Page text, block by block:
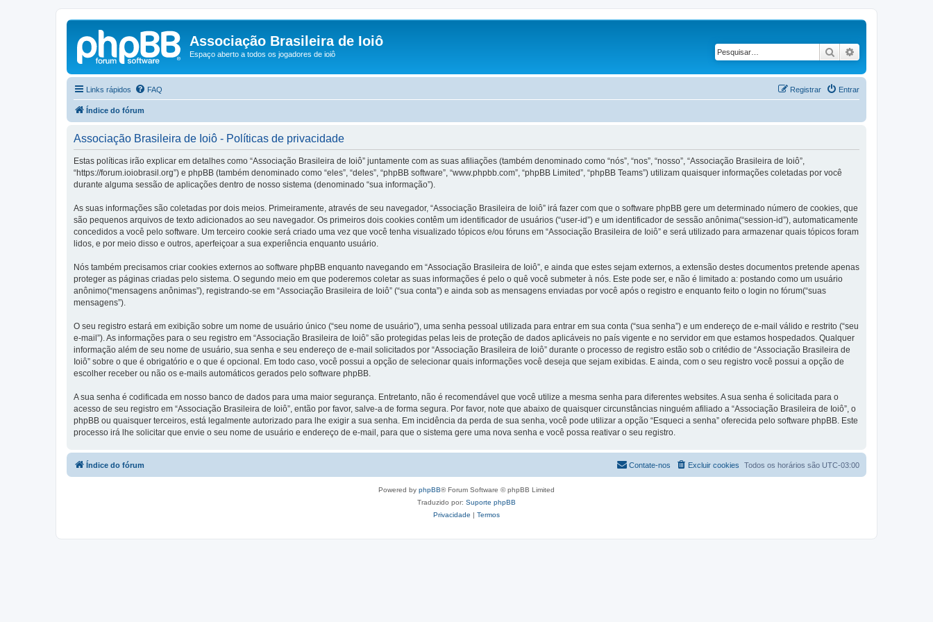
Associação Brasileira de Ioiô
Espaço aberto a todos os jogadores de ioiô Pesquisar
Links rápidos FAQ Entrar
Registrar
Índice do fórum
Associação Brasileira de Ioiô - Políticas de privacidade
Estas políticas irão explicar em detalhes como “Associação Brasileira de Ioiô” juntamente com as suas afiliações (também denominado como “nós”, “nos”, “nosso”, “Associação Brasileira de Ioiô”,
“https://forum.ioiobrasil.org”) e phpBB (também denominado como “eles”, “deles”, “phpBB software”, “www.phpbb.com”, “phpBB Limited”, “phpBB Teams”) utilizam quaisquer informações coletadas por você
durante alguma sessão de aplicações dentro de nosso sistema (denominado “sua informação”).
As suas informações são coletadas por dois meios. Primeiramente, através de seu navegador, “Associação Brasileira de Ioiô” irá fazer com que o software phpBB gere um determinado número de cookies, que
são pequenos arquivos de texto adicionados ao seu navegador. Os primeiros dois cookies contêm um identificador de usuários (“user-id”) e um identificador de sessão anônima(“session-id”), automaticamente
concedidos a você pelo software. Um terceiro cookie será criado uma vez que você tenha visualizado tópicos e/ou fóruns em “Associação Brasileira de Ioiô” e será utilizado para armazenar quais tópicos foram
lidos, e por meio disso e outros, aperfeiçoar a sua experiência enquanto usuário.
Nós também precisamos criar cookies externos ao software phpBB enquanto navegando em “Associação Brasileira de Ioiô”, e ainda que estes sejam externos, a extensão destes documentos pretende apenas
proteger as páginas criadas pelo sistema. O segundo meio em que poderemos coletar as suas informações é pelo o quê você submeter à nós. Este pode ser, e não é limitado a: postando como um usuário
anônimo(“mensagens anônimas”), registrando-se em “Associação Brasileira de Ioiô” (“sua conta”) e ainda sob as mensagens enviadas por você após o registro e enquanto feito o login no fórum(“suas
mensagens”).
O seu registro estará em exibição sobre um nome de usuário único (“seu nome de usuário”), uma senha pessoal utilizada para entrar em sua conta (“sua senha”) e um endereço de e-mail válido e restrito (“seu
e-mail”). As informações para o seu registro em “Associação Brasileira de Ioiô” são protegidas pelas leis de proteção de dados aplicáveis no país vigente e no servidor em que estamos hospedados. Qualquer
informação além de seu nome de usuário, sua senha e seu endereço de e-mail solicitados por “Associação Brasileira de Ioiô” durante o processo de registro estão sob o critédio de “Associação Brasileira de
Ioiô” sobre o que é obrigatório e o que é opcional. Em todo caso, você possui a opção de selecionar quais informações você deseja que sejam exibidas. E ainda, com o seu registro você possui a opção de
escolher receber ou não os e-mails automáticos gerados pelo software phpBB.
A sua senha é codificada em nosso banco de dados para uma maior segurança. Entretanto, não é recomendável que você utilize a mesma senha para diferentes websites. A sua senha é solicitada para o
acesso de seu registro em “Associação Brasileira de Ioiô”, então por favor, salve-a de forma segura. Por favor, note que abaixo de quaisquer circunstâncias ninguém afiliado a “Associação Brasileira de Ioiô”, o
phpBB ou quaisquer terceiros, está legalmente autorizado para lhe exigir a sua senha. Em incidência da perda de sua senha, você pode utilizar a opção “Esqueci a senha” oferecida pelo software phpBB. Este
processo irá lhe solicitar que envie o seu nome de usuário e endereço de e-mail, para que o sistema gere uma nova senha e você possa reativar o seu registro.
Índice do fórum Todos os horários são UTC-03:00
Excluir cookies
Contate-nos
Powered by phpBB® Forum Software © phpBB Limited
Traduzido por: Suporte phpBB
Privacidade | Termos